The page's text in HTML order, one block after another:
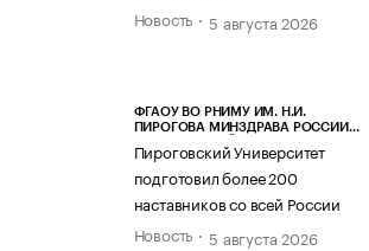
Новость
5 августа 2026
ФГАОУ ВО РНИМУ ИМ. Н.И.
ПИРОГОВА МИНЗДРАВА РОССИИ
Пироговский Университет
подготовил более 200
наставников со всей России
Новость
5 августа 2026